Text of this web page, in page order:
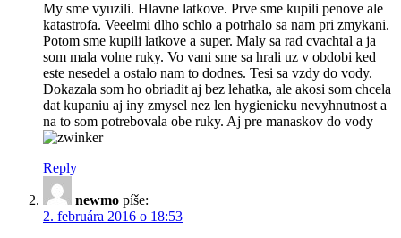
My sme vyuzili. Hlavne latkove. Prve sme kupili penove ale
katastrofa. Veeelmi dlho schlo a potrhalo sa nam pri zmykani.
Potom sme kupili latkove a super. Maly sa rad cvachtal a ja
som mala volne ruky. Vo vani sme sa hrali uz v obdobi ked
este nesedel a ostalo nam to dodnes. Tesi sa vzdy do vody.
Dokazala som ho obriadit aj bez lehatka, ale akosi som chcela
dat kupaniu aj iny zmysel nez len hygienicku nevyhnutnost a
na to som potrebovala obe ruky. Aj pre manaskov do vody
Reply
newmo píše:
2. februára 2016 o 18:53